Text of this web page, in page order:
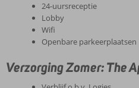
24-uursreceptie
Lobby
Wifi
Openbare parkeerplaatsen
Verzorging Zomer: The